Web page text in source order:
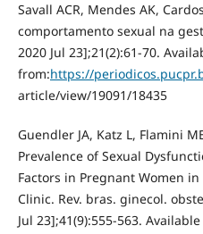
Savall ACR, Mendes AK,
comportamento sexual na
2020 Jul 23];21(2):61-70.
from:https://
article/view/19091/18435
Guendler JA, Katz L, Flamini
Prevalence of Sexual
Factors in Pregnant Women
Clinic. Rev. bras. ginecol.
Jul 23];41(9):555-563.